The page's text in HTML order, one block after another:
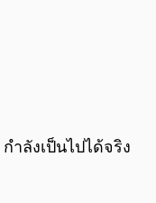
0:00/ 0:00
กำลังเป็นไปได้จริง